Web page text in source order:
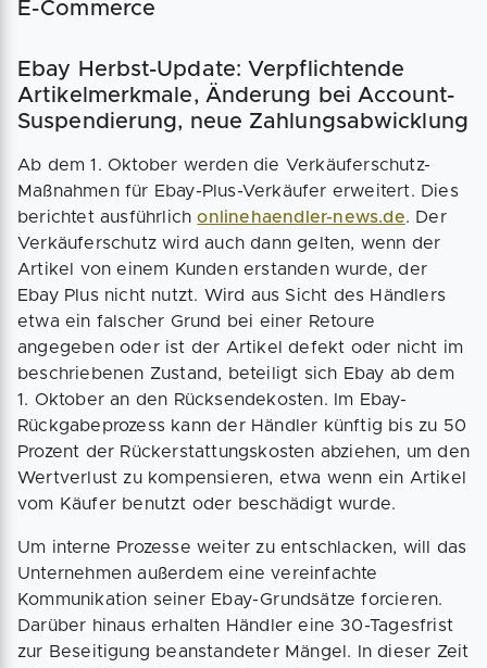
E-Commerce
Ebay Herbst-Update: Verpflichtende
Artikelmerkmale, Änderung bei Account-
Suspendierung, neue Zahlungsabwicklung
Ab dem 1. Oktober werden die Verkäuferschutz-
Maßnahmen für Ebay-Plus-Verkäufer erweitert. Dies
berichtet ausführlichonlinehaendler-news.de. Der
Verkäuferschutz wird auch dann gelten, wenn der
Artikel von einem Kunden erstanden wurde, der
Ebay Plus nicht nutzt. Wird aus Sicht des Händlers
etwa ein falscher Grund bei einer Retoure
angegeben oder ist der Artikel defekt oder nicht im
beschriebenen Zustand, beteiligt sich Ebay ab dem
1. Oktober an den Rücksendekosten. Im Ebay-
Rückgabeprozess kann der Händler künftig bis zu 50
Prozent der Rückerstattungskosten abziehen, um den
Wertverlust zu kompensieren, etwa wenn ein Artikel
vom Käufer benutzt oder beschädigt wurde.
Um interne Prozesse weiter zu entschlacken, will das
Unternehmen außerdem eine vereinfachte
Kommunikation seiner Ebay-Grundsätze forcieren.
Darüber hinaus erhalten Händler eine 30-Tagesfrist
zur Beseitigung beanstandeter Mängel. In dieser Zeit